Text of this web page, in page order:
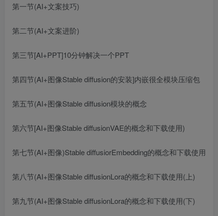
第一节(AI+文案技巧)
第二节(AI+文案进阶)
第三节[AI+PPT]10分钟解决一个PPT
第四节(AI+图像Stable diffusion的安装]内嵌很全模块压缩包
第五节(AI+图像Stable diffusion模块的概念
第六节[AI+图像Stable diffusionVAE的概念和下载使用)
第七节(AI+图像)Stable diffusiorEmbedding的概念和下载使用
第八节(AI+图像Stable diffusionLora的概念和下载使用(上)
第九节(AI+图像Stable diffusionLora的概念和下载使用(下)